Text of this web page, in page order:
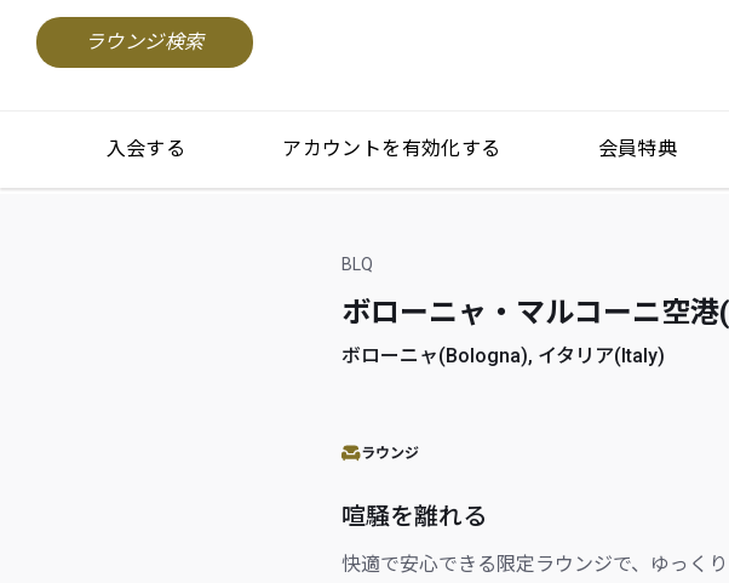
ラウンジ検索
入会する アカウントを有効化する 会員特典
BLQ
ボローニャ・マルコーニ空
ボローニャ(Bologna), イタリア(Italy)
ラウンジ
喧騒を離れる
快適で安心できる限定ラウンジで、ゆっくり